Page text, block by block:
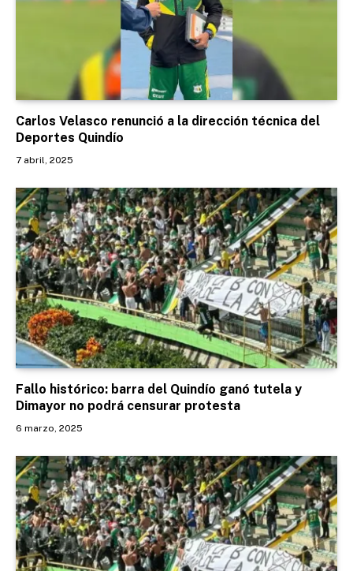
Carlos Velasco renunció a la dirección técnica del
Deportes Quindío
7 abril, 2025
Fallo histórico: barra del Quindío ganó tutela y
Dimayor no podrá censurar protesta
6 marzo, 2025